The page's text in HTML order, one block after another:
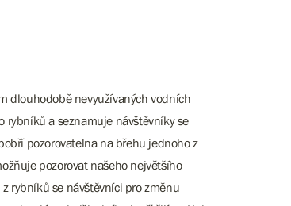
dlouhodobě nevyužívaných vodních
rybníků a seznamuje návštěvníky se
pozorovatelna na břehu jednoho z
pozorovat našeho největšího
rybníků se návštěvníci pro změnu